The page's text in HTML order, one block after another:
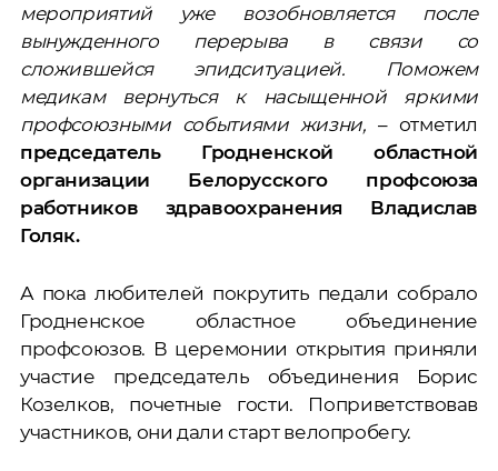
мероприятий уже возобновляется после
вынужденного перерыва в связи со
сложившейся эпидситуацией. Поможем
медикам вернуться к насыщенной яркими
профсоюзными событиями жизни, – отметил
председатель Гродненской областной
организации Белорусского профсоюза
работников здравоохранения Владислав
Голяк.
А пока любителей покрутить педали собрало
Гродненское областное объединение
профсоюзов. В церемонии открытия приняли
участие председатель объединения Борис
Козелков, почетные гости. Поприветствовав
участников, они дали старт велопробегу.